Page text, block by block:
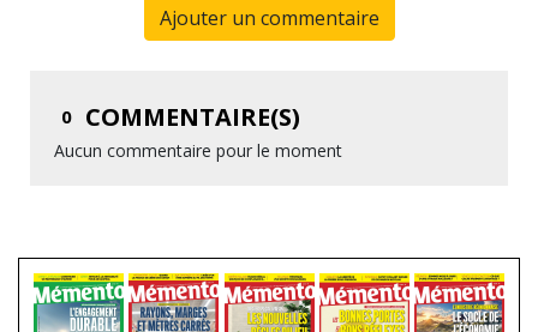
Ajouter un commentaire
0 COMMENTAIRE(S)
Aucun commentaire pour le moment